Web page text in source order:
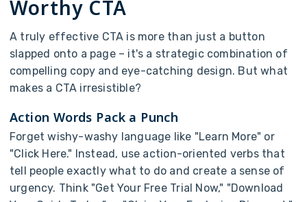
Worthy CTA
A tru ly effective CTA is more than just a button
s apped onto a page – it's a strategic com bination of
compe ing copy and eye-catching d esign. But what
makes a CTA irresistib e?
Action Words Pack a Punch
Forget wishy-washy language like "Learn More" or
"Click Here." Instead, use action-oriented verbs that
tell people exactly what to do and create a sense of
urgency. Think "Get Your Free Trial Now," "Download